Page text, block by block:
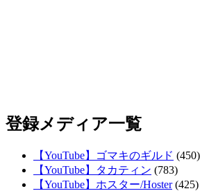
登録メディア一覧
【YouTube】ゴマキのギルド (450)
【YouTube】タカティン (783)
【YouTube】ホスター/Hoster(425)